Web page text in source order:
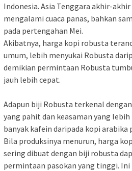
Indonesia. Asia Tenggara akhir-
mengalami cuaca panas, bahkan
pada pertengahan Mei.
Akibatnya, harga kopi robusta
umum, lebih menyukai Robusta
demikian permintaan Robusta
jauh lebih cepat.
Adapun biji Robusta terkenal
yang pahit dan keasaman yang
banyak kafein daripada kopi
Bila produksinya menurun, harga
sering dibuat dengan biji robusta
permintaan pasokan yang tinggi.